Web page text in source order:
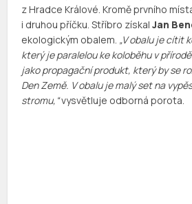
z Hradce Králové. Kromě prvního
i druhou příčku. Stříbro získalJan
ekologickým obalem. „V obalu je cítit
který je paralelou ke koloběhu v
jako propagační produkt, který by se
Den Země. V obalu je malý set na
stromu,“vysvětluje odborná porota.